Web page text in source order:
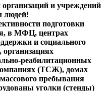
и учреждений
людей!
подготовки
в МФЦ, центрах
и социального
организациях
реабилитационных
(ТСЖ), домах
пребывания
уголки (стенды)